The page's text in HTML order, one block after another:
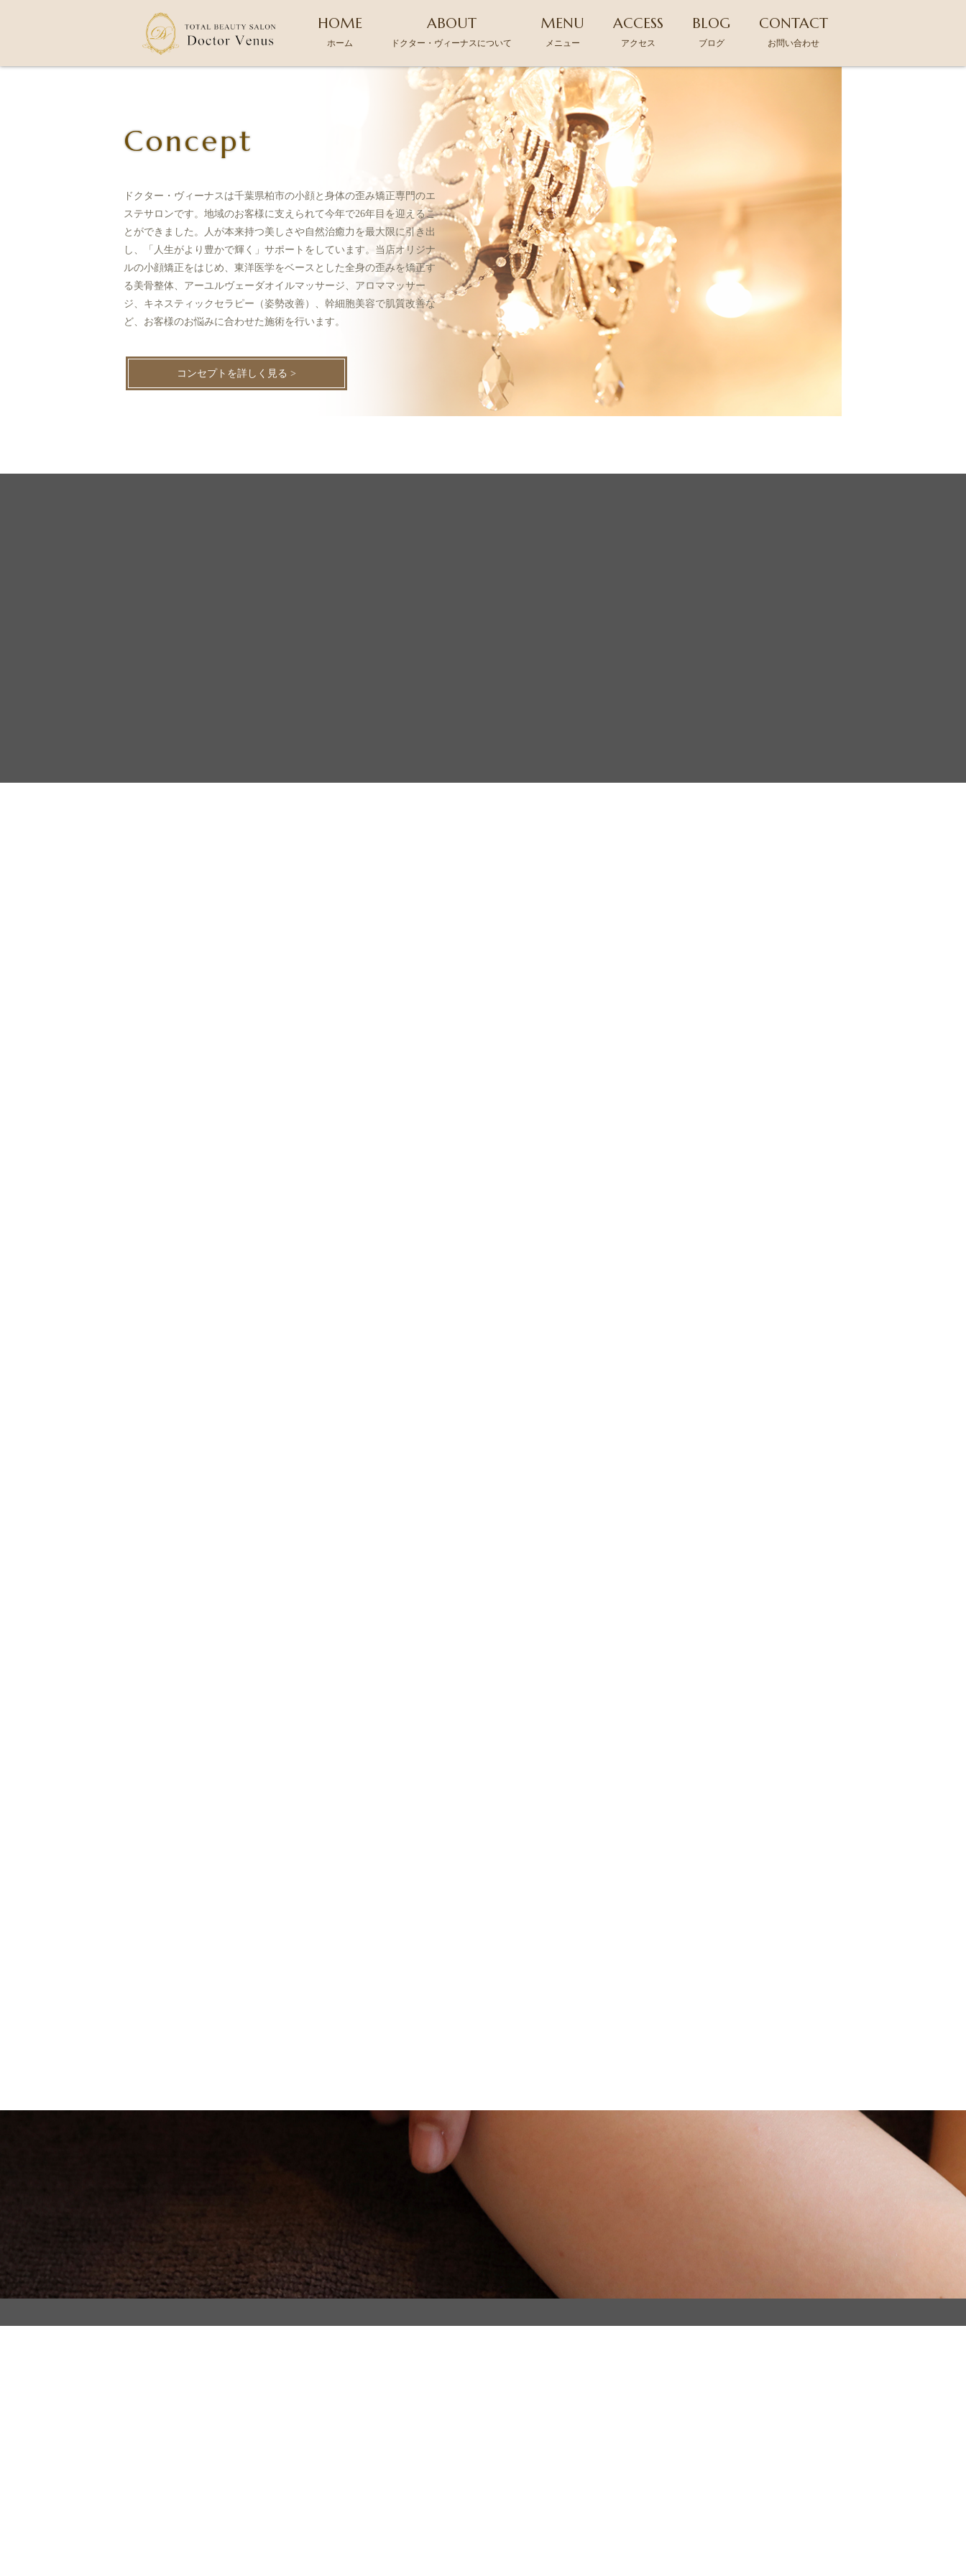
HOME
ホーム
ABOUT
ドクター・ヴィーナスについて
MENU
メニュー
ACCESS
アクセス
BLOG
ブログ
CONTACT
お問い合わせ
Concept
ドクター・ヴィーナスは千葉県柏市の小顔と身体の歪み矯正専門のエ
ステサロンです。地域のお客様に支えられて今年で26年目を迎えるこ
とができました。人が本来持つ美しさや自然治癒力を最大限に引き出
し、「人生がより豊かで輝く」サポートをしています。当店オリジナ
ルの小顔矯正をはじめ、東洋医学をベースとした全身の歪みを矯正す
る美骨整体、アーユルヴェーダオイルマッサージ、アロママッサー
ジ、キネスティックセラピー（姿勢改善）、幹細胞美容で肌質改善な
ど、お客様のお悩みに合わせた施術を行います。
コンセプトを詳しく見る >
メニューを詳しく見る >